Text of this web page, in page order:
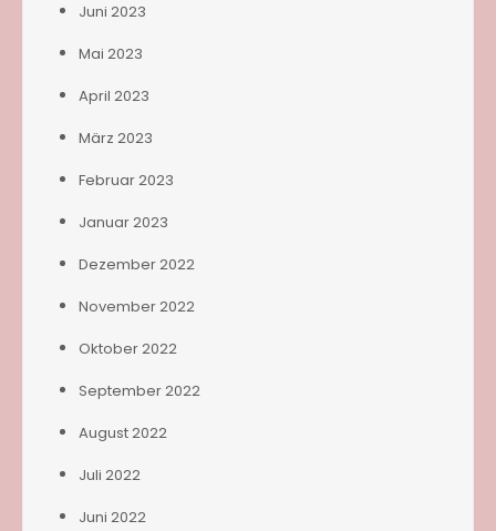
Juni 2023
Mai 2023
April 2023
März 2023
Februar 2023
Januar 2023
Dezember 2022
November 2022
Oktober 2022
September 2022
August 2022
Juli 2022
Juni 2022